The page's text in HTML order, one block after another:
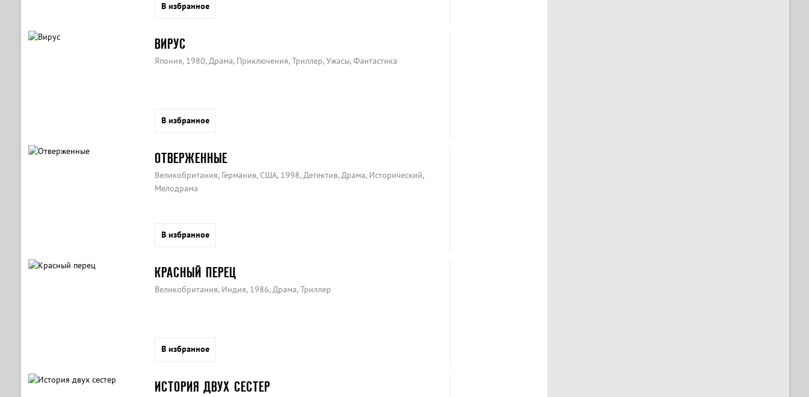
В избранное
ВИРУС
Япония, 1980, Драма, Приключения, Триллер, Ужасы, Фантастика
В избранное
ОТВЕРЖЕННЫЕ
Великобритания, Германия, США, 1998, Детектив, Драма, Исторический,
Мелодрама
В избранное
КРАСНЫЙ ПЕРЕЦ
Великобритания, Индия, 1986, Драма, Триллер
В избранное
ИСТОРИЯ ДВУХ СЕСТЕР